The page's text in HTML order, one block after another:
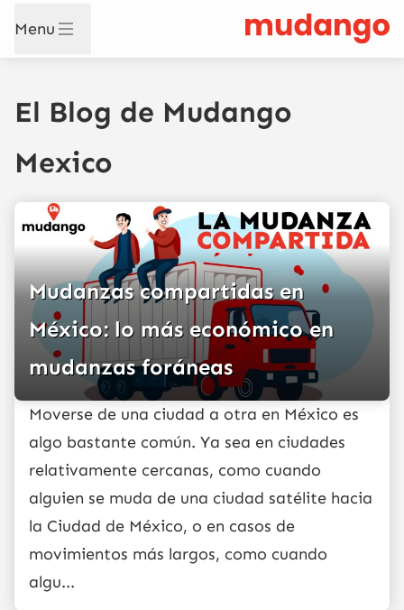
Menu
El Blog de Mudango
Mexico
Mudanzas compartidas en
México: lo más económico en
mudanzas foráneas
Moverse de una ciudad a otra en México es
algo bastante común. Ya sea en ciudades
relativamente cercanas, como cuando
alguien se muda de una ciudad satélite hacia
la Ciudad de México, o en casos de
movimientos más largos, como cuando
algu...